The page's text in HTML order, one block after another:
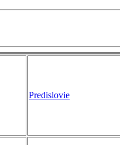
Predislovie